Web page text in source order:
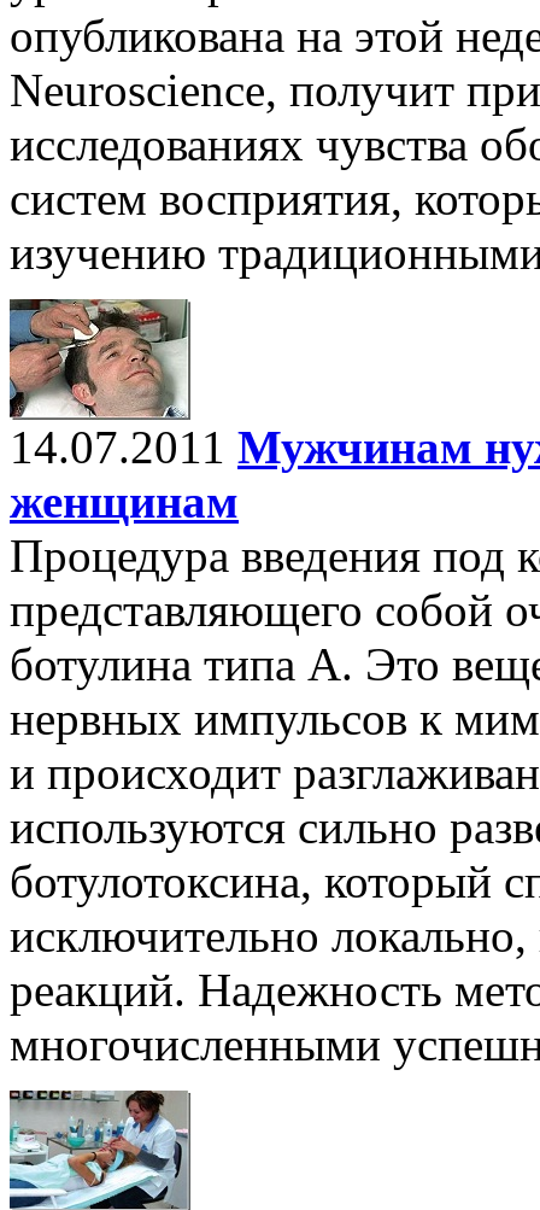
опубликована на этой
Neuroscience, получит
исследованиях чувства
систем восприятия,
изучению
14.07.2011 Мужчинам
женщинам
Процедура введения под
представляющего собой
ботулина типа А. Это
нервных импульсов к
и происходит
используются сильно
ботулотоксина, который
исключительно
реакций. Надежность
многочисленными